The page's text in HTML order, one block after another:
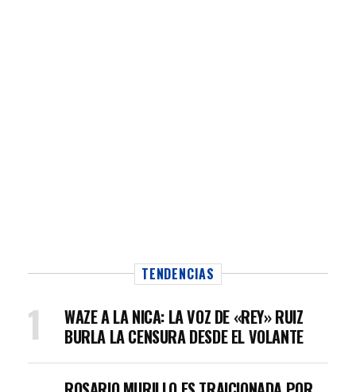
TENDENCIAS
WAZE A LA NICA: LA VOZ DE «REY» RUIZ
BURLA LA CENSURA DESDE EL VOLANTE